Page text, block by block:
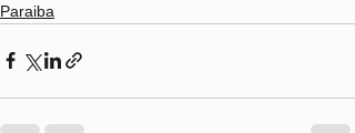
Paraiba